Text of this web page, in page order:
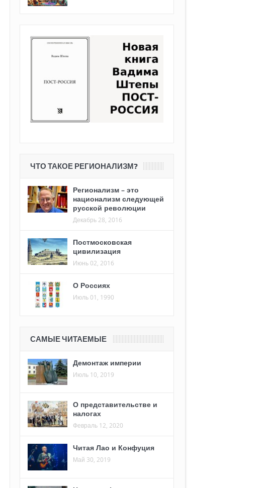
ЧТО ТАКОЕ РЕГИОНАЛИЗМ?
Регионализм – это
национализм следующей
русской революции
Декабрь 28, 2016
Постмосковская
цивилизация
Июнь 02, 2016
О Россиях
Июль 01, 1990
САМЫЕ ЧИТАЕМЫЕ
Демонтаж империи
Июль 10, 2019
О представительстве и
налогах
Февраль 12, 2020
Читая Лао и Конфуция
Май 30, 2019